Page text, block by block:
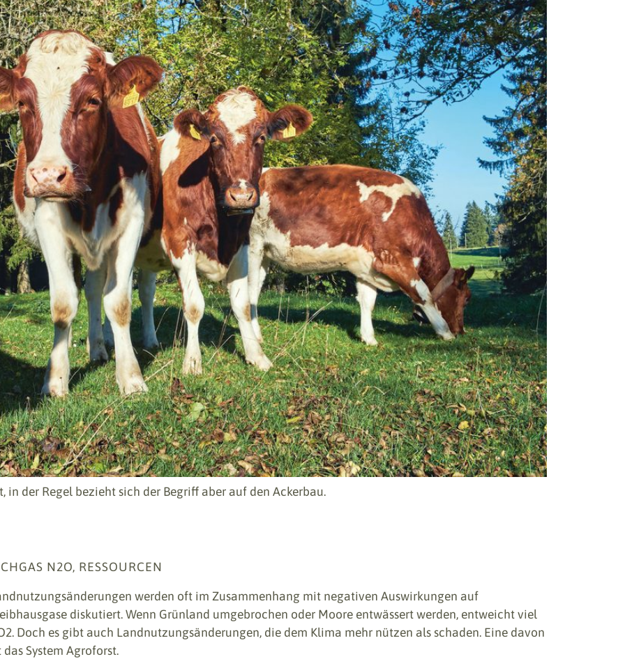
der Regel bezieht sich der Begriff aber auf den Ackerbau.
N2O, RESSOURCEN
werden oft im Zusammenhang mit negativen Auswirkungen auf
diskutiert. Wenn Grünland umgebrochen oder Moore entwässert werden, entweicht viel
Doch es gibt auch Landnutzungsänderungen, die dem Klima mehr nützen als schaden. Eine davon
das System Agroforst.